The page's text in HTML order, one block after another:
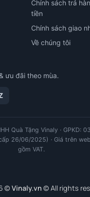
Chính sách trả
tiền
Chính sách giao
Về chúng tôi
ưu đãi theo mùa.
Quà Tặng Vinaly · GPKD:
26/06/2025) · Giá trên
gồm VAT.
© Vinaly.vn © All rights